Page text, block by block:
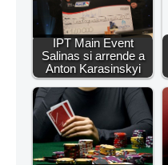
IPT Main Event
Salinas si arrende a
Anton Karasinskyi